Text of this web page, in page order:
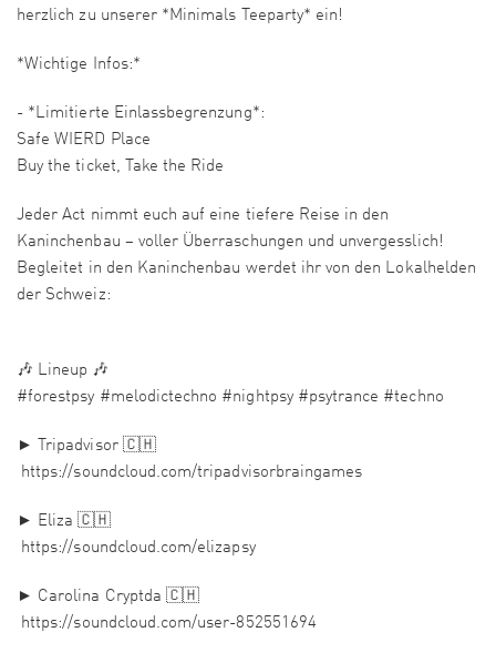
herzlich zu unserer *Minimals Teeparty* ein!
*Wichtige Infos:*
- *Limitierte Einlassbegrenzung*:
Safe WIERD Place
Buy the ticket, Take the Ride
Jeder Act nimmt euch auf eine tiefere Reise in den
Kaninchenbau – voller Überraschungen und unvergesslich!
Begleitet in den Kaninchenbau werdet ihr von den Lokalhelden
der Schweiz:
🎶 Lineup 🎶
#forestpsy #melodictechno #nightpsy #psytrance #techno
► Tripadvisor 🇨🇭
https://soundcloud.com/tripadvisorbraingames
► Eliza 🇨🇭
https://soundcloud.com/elizapsy
► Carolina Cryptda 🇨🇭
https://soundcloud.com/user-852551694